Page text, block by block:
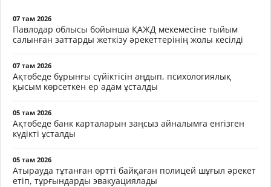
07 там 2026
Павлодар облысы бойынша ҚАЖД мекемесіне тыйым
салынған заттарды жеткізу әрекеттерінің жолы кесілді
07 там 2026
Ақтөбеде бұрынғы сүйіктісін аңдып, психологиялық
қысым көрсеткен ер адам ұсталды
05 там 2026
Ақтөбеде банк карталарын заңсыз айналымға енгізген
күдікті ұсталды
05 там 2026
Атырауда тұтанған өртті байқаған полицей шұғыл әрекет
етіп, тұрғындарды эвакуациялады